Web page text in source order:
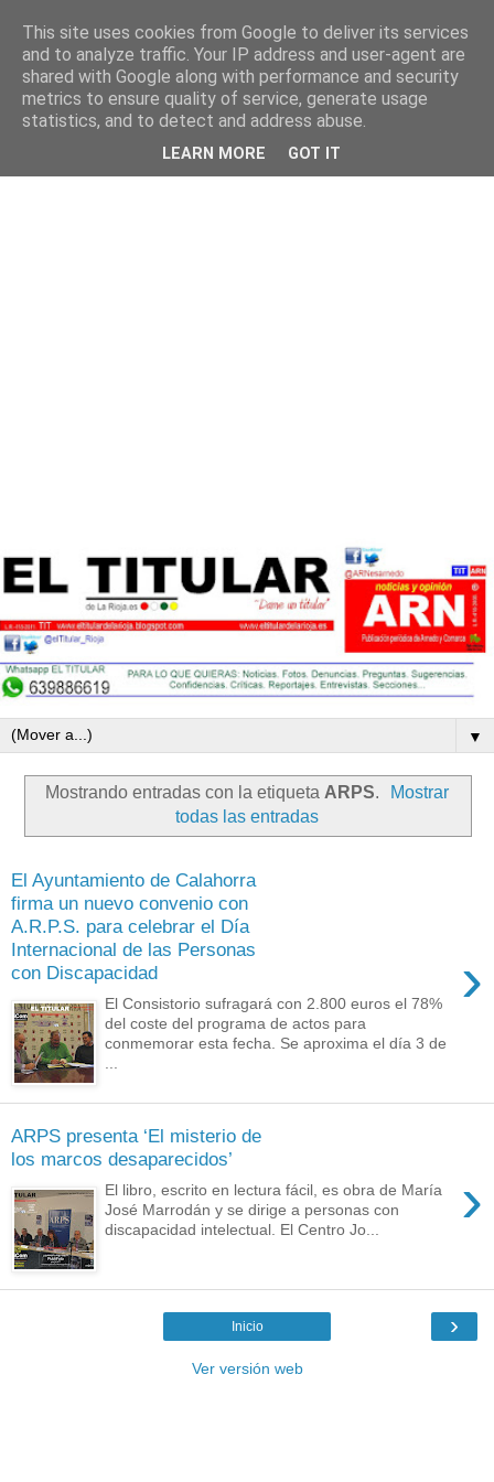
▼
Mostrando entradas con la etiqueta ARPS.
Mostrar
todas las entradas
El Ayuntamiento de Calahorra
firma un nuevo convenio con
A.R.P.S. para celebrar el Día
Internacional de las Personas
con Discapacidad
›
El Consistorio sufragará con 2.800 euros el 78%
del coste del programa de actos para
conmemorar esta fecha. Se aproxima el día 3 de
ARPS presenta ‘El misterio de
los marcos desaparecidos’
›
El libro, escrito en lectura fácil, es obra de María
José Marrodán y se dirige a personas con
discapacidad intelectual. El Centro Jo...
›
Inicio
Ver versión web
This site uses cookies from Google to deliver its services
and to analyze traffic. Your IP address and user-agent are
shared with Google along with performance and security
metrics to ensure quality of service, generate usage
statistics, and to detect and address abuse.
LEARN MORE GOT IT